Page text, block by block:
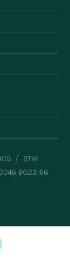
/ BTW
9022 66